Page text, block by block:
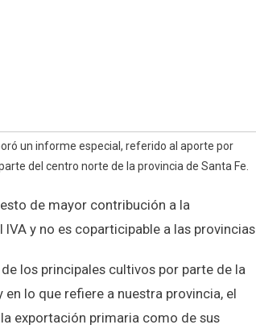
un informe especial, referido al aporte por
del centro norte de la provincia de Santa Fe.
de mayor contribución a la
y no es coparticipable a las
los principales cultivos por parte de la
lo que refiere a nuestra provincia, el
exportación primaria como de sus